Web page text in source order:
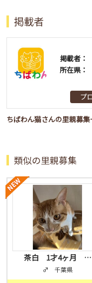
掲載者
掲載者：
所在県：
プ
ちばわん猫さんの里親募
類似の里親募集
茶白 1才4ヶ月 …
♂ 千葉県